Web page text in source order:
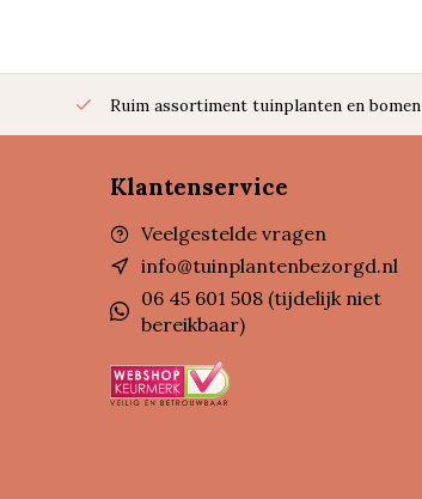
Ruim assortiment tuinplanten en bomen
Klantenservice
Veelgestelde vragen
info@tuinplantenbezorgd.nl
06 45 601 508 (tijdelijk niet
bereikbaar)